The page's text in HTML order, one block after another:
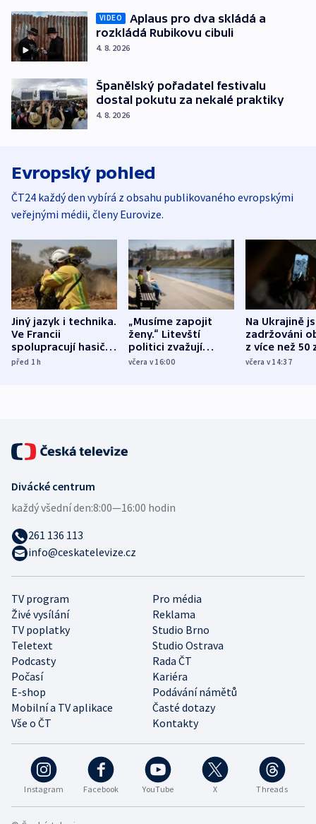
VIDEO
Aplaus pro dva skládá a
rozkládá Rubikovu cibuli
4. 8. 2026
Španělský pořadatel festivalu
dostal pokutu za nekalé praktiky
4. 8. 2026
Evropský pohled
ČT24 každý den vybírá z obsahu publikovaného evropskými
veřejnými médii, členy Eurovize.
Jiný jazyk i technika.
Ve Francii
spolupracují hasiči z
různých zemí
před 1h
„Musíme zapojit
ženy.“ Litevští
politici zvažují
dohodu o
včera v 16:00
Na Ukrajině
zadržováni
z více než 50
Bojovali na
včera v 14:37
Instagram Facebook YouTube X Threads
TV program
Pro média
Živé vysílání
Reklama
TV poplatky
Studio Brno
Teletext
Studio Ostrava
Podcasty
Rada ČT
Počasí
Kariéra
E-shop
Podávání námětů
Mobilní a TV aplikace
Časté dotazy
Vše o ČT
Kontakty
Divácké centrum
každý všední den:8:00—16:00 hodin
261 136 113
info@ceskatelevize.cz